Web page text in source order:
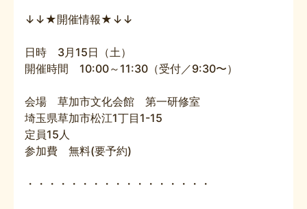
↓↓★開催情報★↓↓
日時 3月15日（土）
開催時間 10:00～11:30（受付／9:30〜）
会場 草加市文化会館 第一研修室
埼玉県草加市松江1丁目1-15
定員15人
参加費 無料(要予約)
・・・・・・・・・・・・・・・・・